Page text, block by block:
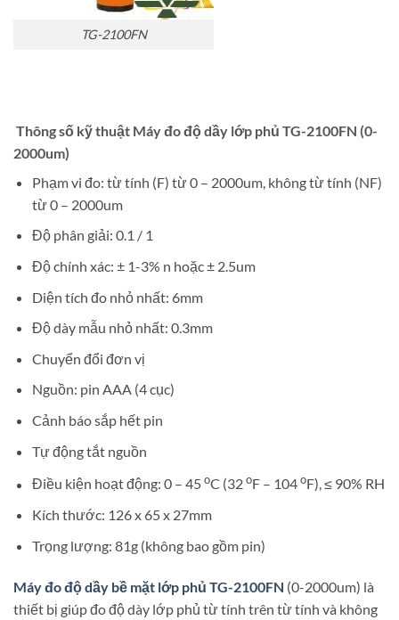
TG-2100FN
Thông số kỹ thuật Máy đo độ dầy lớp phủ TG-2100FN (0-
2000um)
Phạm vi đo: từ tính (F) từ 0 – 2000um, không từ tính (NF)
từ 0 – 2000um
Độ phân giải: 0.1 / 1
Độ chính xác: ± 1-3% n hoặc ± 2.5um
Diện tích đo nhỏ nhất: 6mm
Độ dày mẫu nhỏ nhất: 0.3mm
Chuyển đổi đơn vị
Nguồn: pin AAA (4 cục)
Cảnh báo sắp hết pin
Tự động tắt nguồn
Điều kiện hoạt động: 0 – 45oC (32oF – 104oF), ≤ 90% RH
Kích thước: 126 x 65 x 27mm
Trọng lượng: 81g (không bao gồm pin)
Máy đo độ dầy bề mặt lớp phủ TG-2100FN (0-2000um) là
thiết bị giúp đo độ dày lớp phủ từ tính trên từ tính và không